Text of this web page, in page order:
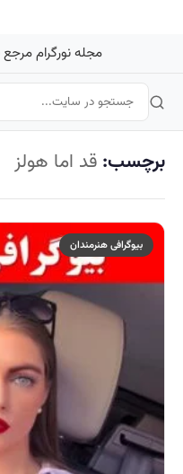
مجله نورگرام مرجع
برچسب: قد اما هولز
بیوگرافی هنرمندان